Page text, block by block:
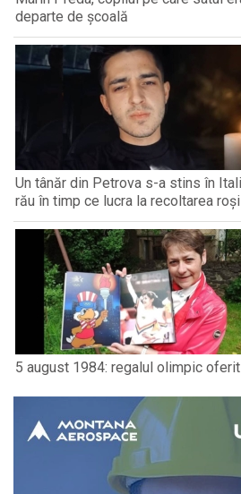
departe de școală
Un tânăr din Petrova s-a stins în
rău în timp ce lucra la recoltarea
5 august 1984: regalul olimpic